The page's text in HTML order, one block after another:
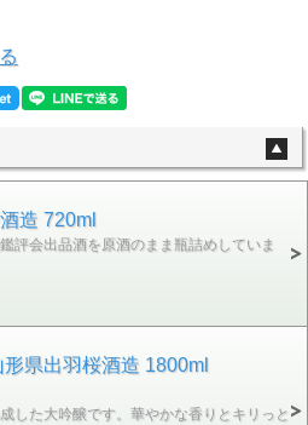
造 720ml
評会出品酒を原酒のまま瓶詰めしていま
県出羽桜酒造 1800ml
した大吟醸です。華やかな香りとキリっと